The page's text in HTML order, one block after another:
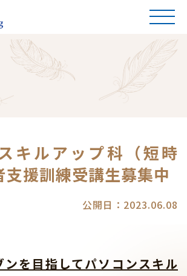
キルアップ科（短時
支援訓練受講生募集中
公開日：2023.06.08
ンを目指してパソコンスキル